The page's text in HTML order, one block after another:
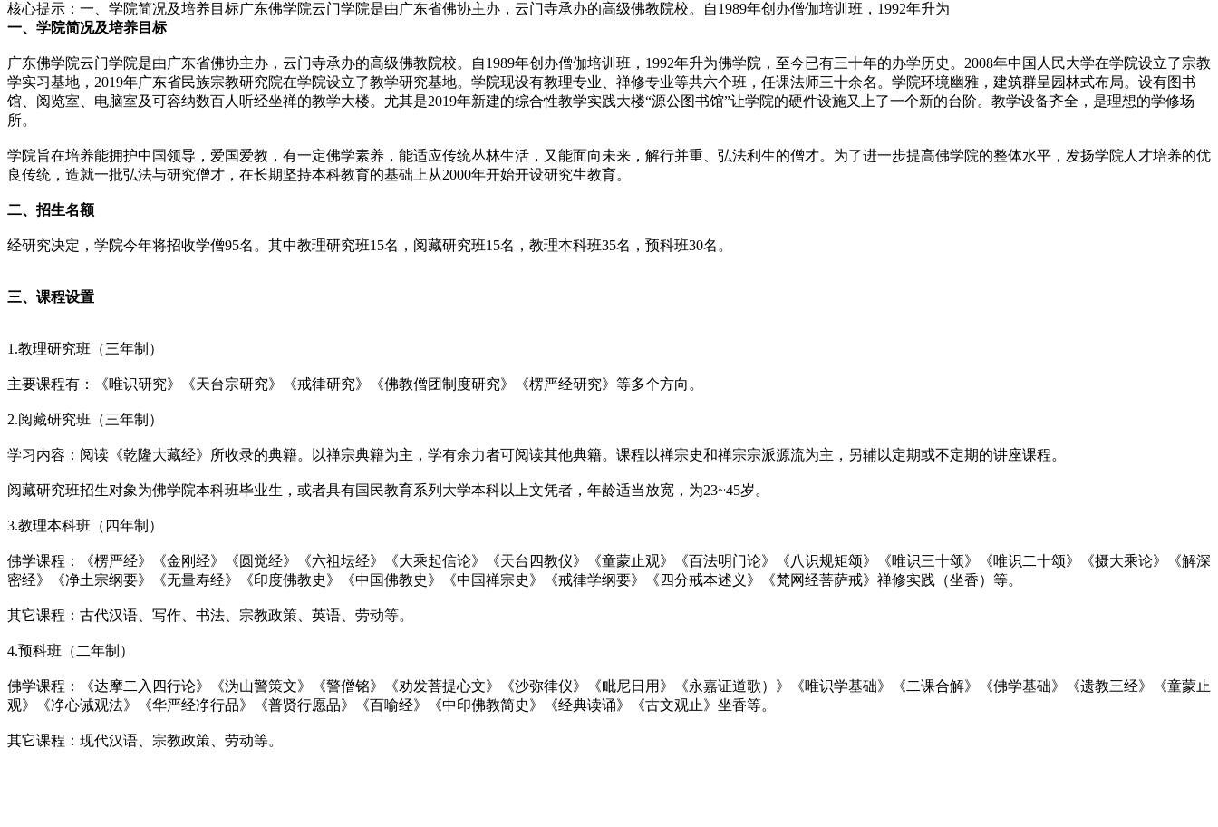
核心提示：一、学院简况及培养目标广东佛学院云门学院是由广东省佛协主办，云门寺承办的高级佛教院校。自1989年创办僧伽培训班，1992年升为
一、学院简况及培养目标
广东佛学院云门学院是由广东省佛协主办，云门寺承办的高级佛教院校。自1989年创办僧伽培训班，1992年升为佛学院，至今已有三十年的办学历史。2008年中国人民大学在学院设立了宗教
学实习基地，2019年广东省民族宗教研究院在学院设立了教学研究基地。学院现设有教理专业、禅修专业等共六个班，任课法师三十余名。学院环境幽雅，建筑群呈园林式布局。设有图书
馆、阅览室、电脑室及可容纳数百人听经坐禅的教学大楼。尤其是2019年新建的综合性教学实践大楼“源公图书馆”让学院的硬件设施又上了一个新的台阶。教学设备齐全，是理想的学修场
所。
学院旨在培养能拥护中国领导，爱国爱教，有一定佛学素养，能适应传统丛林生活，又能面向未来，解行并重、弘法利生的僧才。为了进一步提高佛学院的整体水平，发扬学院人才培养的优
良传统，造就一批弘法与研究僧才，在长期坚持本科教育的基础上从2000年开始开设研究生教育。
二、招生名额
经研究决定，学院今年将招收学僧95名。其中教理研究班15名，阅藏研究班15名，教理本科班35名，预科班30名。
三、课程设置
1.教理研究班（三年制）
主要课程有：《唯识研究》《天台宗研究》《戒律研究》《佛教僧团制度研究》《楞严经研究》等多个方向。
2.阅藏研究班（三年制）
学习内容：阅读《乾隆大藏经》所收录的典籍。以禅宗典籍为主，学有余力者可阅读其他典籍。课程以禅宗史和禅宗宗派源流为主，另辅以定期或不定期的讲座课程。
阅藏研究班招生对象为佛学院本科班毕业生，或者具有国民教育系列大学本科以上文凭者，年龄适当放宽，为23~45岁。
3.教理本科班（四年制）
佛学课程：《楞严经》《金刚经》《圆觉经》《六祖坛经》《大乘起信论》《天台四教仪》《童蒙止观》《百法明门论》《八识规矩颂》《唯识三十颂》《唯识二十颂》《摄大乘论》《解深
密经》《净土宗纲要》《无量寿经》《印度佛教史》《中国佛教史》《中国禅宗史》《戒律学纲要》《四分戒本述义》《梵网经菩萨戒》禅修实践（坐香）等。
其它课程：古代汉语、写作、书法、宗教政策、英语、劳动等。
4.预科班（二年制）
佛学课程：《达摩二入四行论》《沩山警策文》《警僧铭》《劝发菩提心文》《沙弥律仪》《毗尼日用》《永嘉证道歌）》《唯识学基础》《二课合解》《佛学基础》《遗教三经》《童蒙止
观》《净心诫观法》《华严经净行品》《普贤行愿品》《百喻经》《中印佛教简史》《经典读诵》《古文观止》坐香等。
其它课程：现代汉语、宗教政策、劳动等。